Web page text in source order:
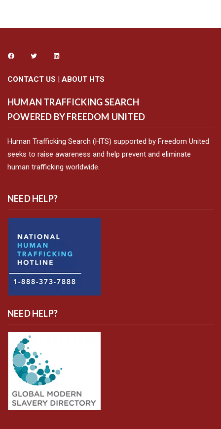
CONTACT US | ABOUT HTS
HUMAN TRAFFICKING SEARCH
POWERED BY FREEDOM UNITED
Human Trafficking Search (HTS) supported by Freedom United
seeks to raise awareness and help prevent and eliminate
human trafficking worldwide.
NEED HELP?
NEED HELP?